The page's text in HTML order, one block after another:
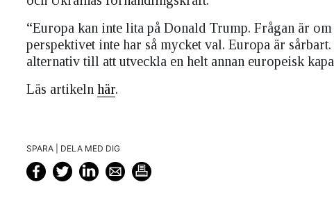
“Europa kan inte lita på Donald Trump. Frågan är
perspektivet inte har så mycket val. Europa är
alternativ till att utveckla en helt annan europeisk
Läs artikeln här.
SPARA | DELA MED DIG